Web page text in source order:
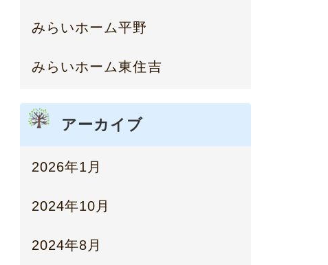
みらいホーム平野
みらいホーム東住吉
アーカイブ
2026年1月
2024年10月
2024年8月